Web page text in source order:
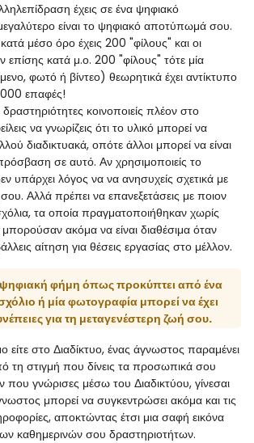
έχεις σε ένα ψηφιακό
είναι το ψηφιακό αποτύπωμά σου.
μέσο όρο έχεις 200 "φίλους" και οι
επίσης κατά μ.ο. 200 "φίλους" τότε μία
φωτό ή βίντεο) θεωρητικά έχει αντίκτυπο
επαφές!
κοινοποιείς πλέον στο
να γνωρίζεις ότι το υλικό μπορεί να
διαδικτυακά, οπότε άλλοι μπορεί να είναι
σε αυτό. Αν χρησιμοποιείς το
υπάρχει λόγος να να ανησυχείς σχετικά με
Αλλά πρέπει να επανεξετάσεις με ποιον
τα οποία πραγματοποιήθηκαν χωρίς
ακόμα να είναι διαθέσιμα όταν
αίτηση για θέσεις εργασίας στο μέλλον.
ψηφιακή φήμη όπως προκύπτει από ένα
ή μία φωτογραφία μπορεί να έχει
για τη μεταγενέστερη ζωή σου.
είτε στο Διαδίκτυο, ένας άγνωστος παραμένει
τη στιγμή που δίνεις τα προσωπικά σου
που γνώρισες μέσω του Διαδικτύου, γίνεσαι
μπορεί να συγκεντρώσει ακόμα και τις
αποκτώντας έτσι μια σαφή εικόνα
καθημερινών σου δραστηριοτήτων.